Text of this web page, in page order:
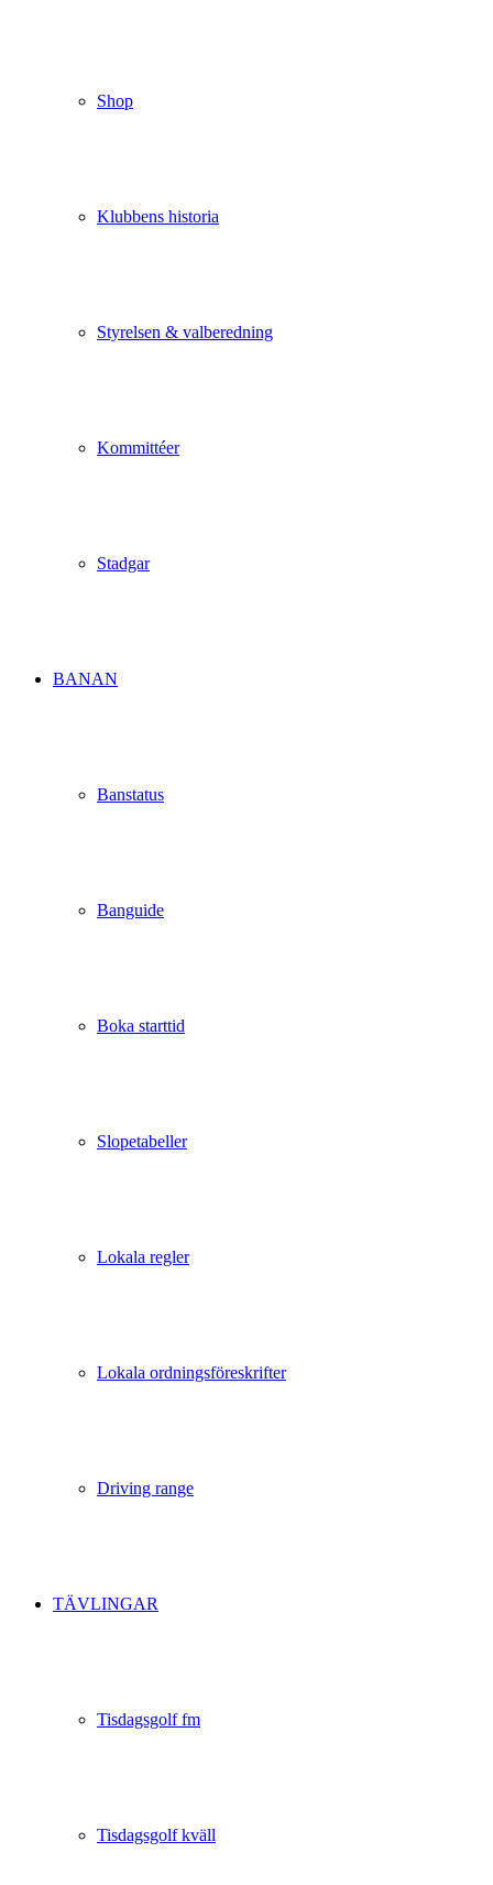
Shop
Klubbens historia
Styrelsen & valberedning
Kommittéer
Stadgar
BANAN
Banstatus
Banguide
Boka starttid
Slopetabeller
Lokala regler
Lokala ordningsföreskrifter
Driving range
TÄVLINGAR
Tisdagsgolf fm
Tisdagsgolf kväll